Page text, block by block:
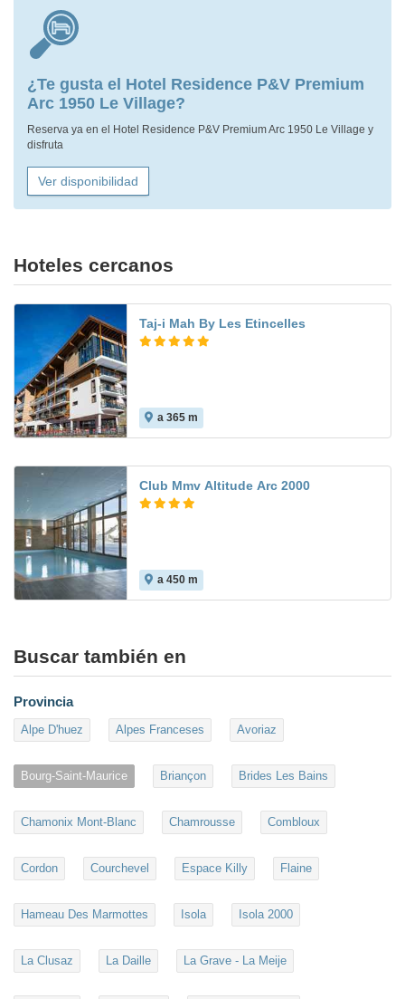
¿Te gusta el Hotel Residence P&V Premium
Arc 1950 Le Village?
Reserva ya en el Hotel Residence P&V Premium Arc 1950 Le Village y
disfruta
Ver disponibilidad
Hoteles cercanos
Taj-i Mah By Les Etincelles
a 365 m
Club Mmv Altitude Arc 2000
a 450 m
Buscar también en
Provincia
Alpe D'huez Alpes Franceses Avoriaz
Bourg-Saint-Maurice Briançon Brides Les Bains
Chamonix Mont-Blanc Chamrousse Combloux
Cordon Courchevel Espace Killy Flaine
Hameau Des Marmottes Isola Isola 2000
La Clusaz La Daille La Grave - La Meije